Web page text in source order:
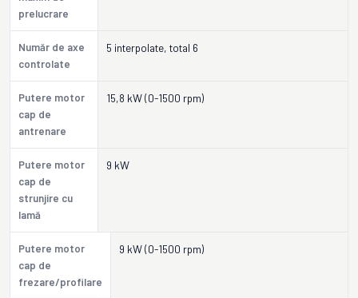
prelucrare
Număr de axe
controlate
5 interpolate, total 6
Putere motor
cap de
antrenare
15,8 kW (0-1500 rpm)
Putere motor
cap de
strunjire cu
lamă
9 kW
Putere motor
cap de
frezare/profilare
9 kW (0-1500 rpm)